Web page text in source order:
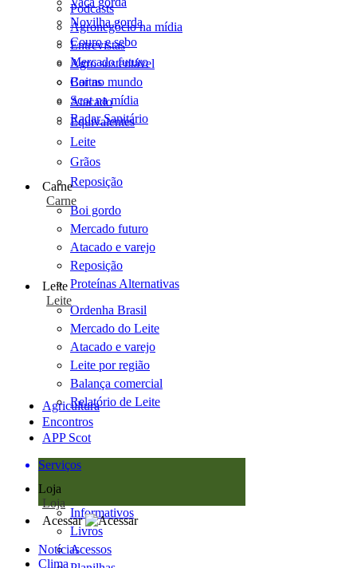
Podcasts
Agronegócio na mídia
Entrevistas
Agro sustentável
Cartas
Scot na mídia
Radar Sanitário
Novilha gorda
Couro e sebo
Mercado futuro
Boi no mundo
Atacado
Equivalentes
Leite
Grãos
Reposição
Carne
Carne
Boi gordo
Mercado futuro
Atacado e varejo
Reposição
Proteínas Alternativas
Leite
Leite
Ordenha Brasil
Mercado do Leite
Atacado e varejo
Leite por região
Balança comercial
Relatório de Leite
Agricultura
Encontros
APP Scot
Serviços
Loja
Loja
Informativos
Livros
Acessos
Acessar
Notícias
Clima